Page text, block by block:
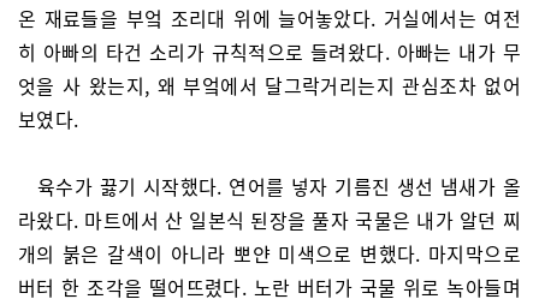
온 재료들을 부엌 조리대 위에 늘어놓았다. 거실에서는 여전
히 아빠의 타건 소리가 규칙적으로 들려왔다. 아빠는 내가 무
엇을 사 왔는지, 왜 부엌에서 달그락거리는지 관심조차 없어
보였다.
육수가 끓기 시작했다. 연어를 넣자 기름진 생선 냄새가 올
라왔다. 마트에서 산 일본식 된장을 풀자 국물은 내가 알던 찌
개의 붉은 갈색이 아니라 뽀얀 미색으로 변했다. 마지막으로
버터 한 조각을 떨어뜨렸다. 노란 버터가 국물 위로 녹아들며